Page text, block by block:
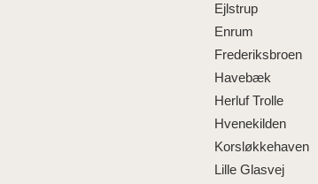
Ejlstrup
Enrum
Frederiksbroen
Havebæk
Herluf Trolle
Hvenekilden
Korsløkkehaven
Lille Glasvej